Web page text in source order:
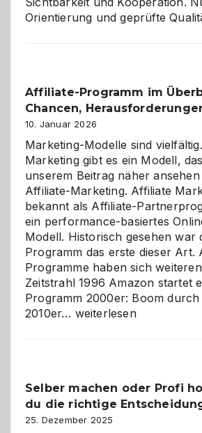
Orientierung und geprüfte
Affiliate-Programm im
Chancen,
10. Januar 2026
Marketing-Modelle sind
Marketing gibt es ein Modell,
unserem Beitrag näher
Affiliate-Marketing. Affiliate
bekannt als Affiliate-
ein performance-basiertes
Modell. Historisch gesehen war
Programm das erste dieser Art.
Programme haben sich
Zeitstrahl 1996 Amazon startet
Programm 2000er: Boom durch
2010er… Affiliate-
Herausforderungen
und
Zukunft
weiterlesen
Selber machen oder Profi
du die richtige
25. Dezember 2025